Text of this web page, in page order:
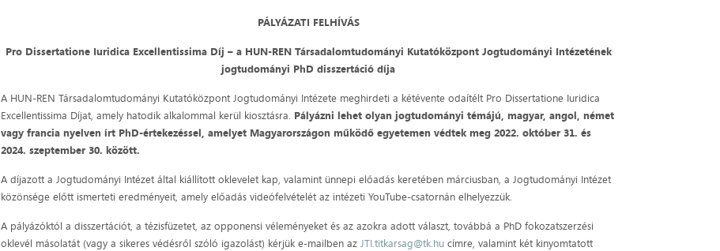
PÁLYÁZATI FELHÍVÁS
Pro Dissertatione Iuridica Excellentissima Díj – a HUN-REN Társadalomtudományi Kutatóközpont Jogtudományi Intézetének
jogtudományi PhD disszertáció díja
A HUN-REN Társadalomtudományi Kutatóközpont Jogtudományi Intézete meghirdeti a kétévente odaítélt Pro Dissertatione Iuridica
Excellentissima Díjat, amely hatodik alkalommal kerül kiosztásra. Pályázni lehet olyan jogtudományi témájú, magyar, angol, német
vagy francia nyelven írt PhD-értekezéssel, amelyet Magyarországon működő egyetemen védtek meg 2022. október 31. és
2024. szeptember 30. között.
A díjazott a Jogtudományi Intézet által kiállított oklevelet kap, valamint ünnepi előadás keretében márciusban, a Jogtudományi Intézet
közönsége előtt ismerteti eredményeit, amely előadás videófelvételét az intézeti YouTube-csatornán elhelyezzük.
A pályázóktól a disszertációt, a tézisfüzetet, az opponensi véleményeket és az azokra adott választ, továbbá a PhD fokozatszerzési
oklevél másolatát (vagy a sikeres védésről szóló igazolást) kérjük e-mailben azJTI.titkarsag@tk.hu címre, valamint két kinyomtatott